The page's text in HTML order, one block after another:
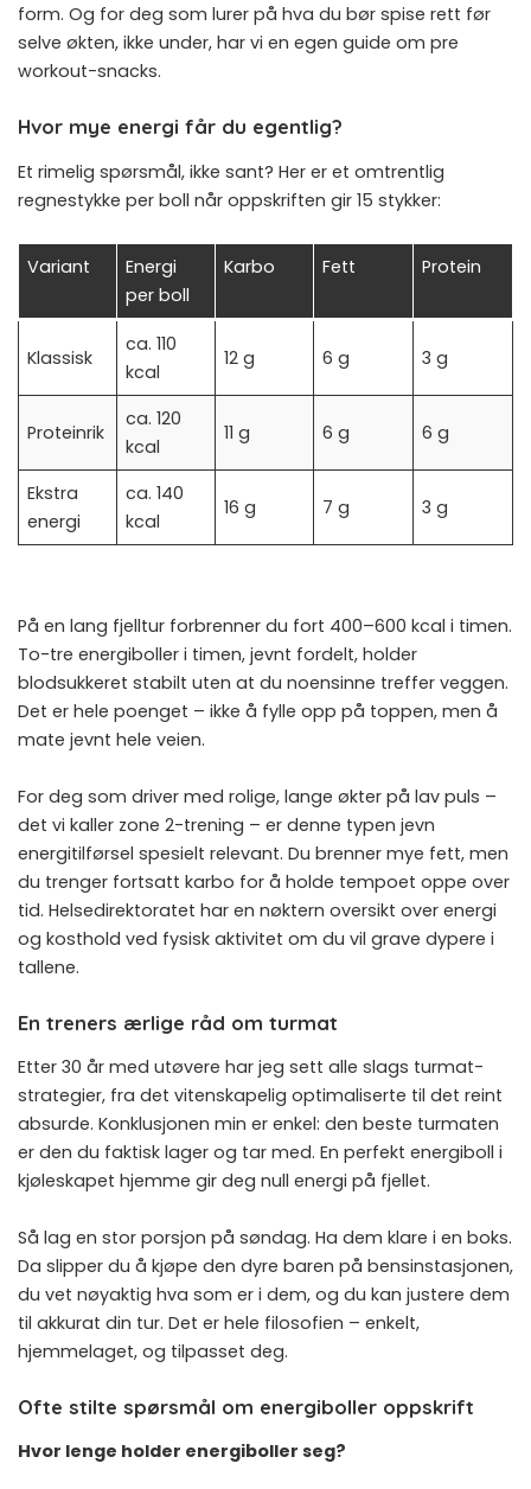
form. Og for deg som lurer på hva du bør spise rett før
selve økten, ikke under, har vi en egen guide om pre
workout-snacks.
Hvor mye energi får du egentlig?
Et rimelig spørsmål, ikke sant? Her er et omtrentlig
regnestykke per boll når oppskriften gir 15 stykker:
Variant
Energi
per boll
Karbo Fett Protein
Klassisk
ca. 110
kcal
12 g 6 g 3 g
Proteinrik
ca. 120
kcal
11 g 6 g 6 g
Ekstra
energi
ca. 140
kcal
16 g 7 g 3 g
På en lang fjelltur forbrenner du fort 400–600 kcal i timen.
To-tre energiboller i timen, jevnt fordelt, holder
blodsukkeret stabilt uten at du noensinne treffer veggen.
Det er hele poenget – ikke å fylle opp på toppen, men å
mate jevnt hele veien.
For deg som driver med rolige, lange økter på lav puls –
det vi kaller zone 2-trening – er denne typen jevn
energitilførsel spesielt relevant. Du brenner mye fett, men
du trenger fortsatt karbo for å holde tempoet oppe over
tid. Helsedirektoratet har en nøktern oversikt over energi
og kosthold ved fysisk aktivitet om du vil grave dypere i
tallene.
En treners ærlige råd om turmat
Etter 30 år med utøvere har jeg sett alle slags turmat-
strategier, fra det vitenskapelig optimaliserte til det reint
absurde. Konklusjonen min er enkel: den beste turmaten
er den du faktisk lager og tar med. En perfekt energiboll i
kjøleskapet hjemme gir deg null energi på fjellet.
Så lag en stor porsjon på søndag. Ha dem klare i en boks.
Da slipper du å kjøpe den dyre baren på bensinstasjonen,
du vet nøyaktig hva som er i dem, og du kan justere dem
til akkurat din tur. Det er hele filosofien – enkelt,
hjemmelaget, og tilpasset deg.
Ofte stilte spørsmål om energiboller oppskrift
Hvor lenge holder energiboller seg?